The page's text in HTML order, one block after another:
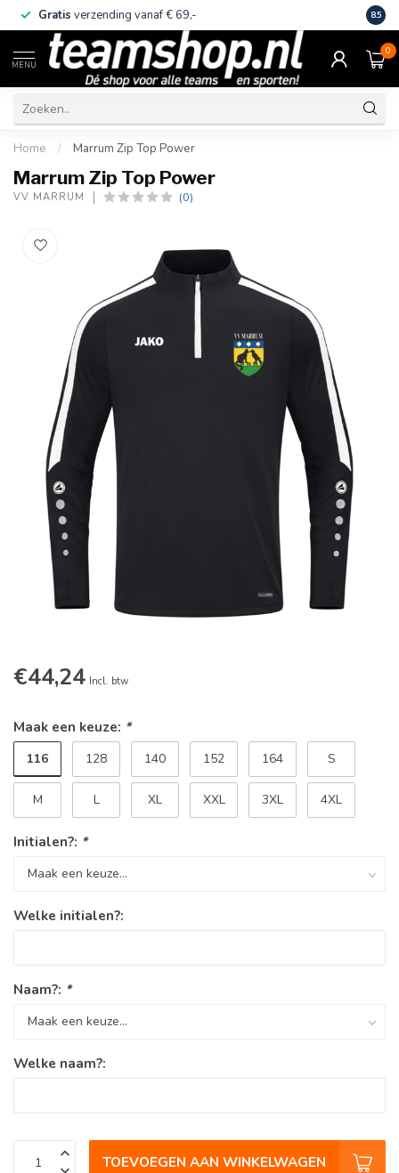
Gratis verzending vanaf € 69,- Eigen
8.5
MENU
0
Home / Marrum Zip Top Power
Marrum Zip Top Power
VV MARRUM (0)
€44,24 Incl. btw
Maak een keuze: *
116 128 140 152 164 S
M L XL XXL 3XL 4XL
Initialen?: *
Welke initialen?:
Naam?: *
Welke naam?:
TOEVOEGEN AAN WINKELWAGEN